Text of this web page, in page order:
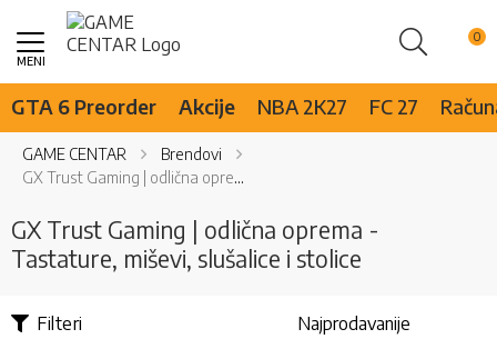
Pretraži
Skip
Content
GTA 6 Preorder Akcije NBA 2K27 FC 27
GAME CENTAR
Brendovi
GX Trust Gaming | odlična oprema - Tastature, miševi, slušalice i stolice
GX Trust Gaming | odlična oprema -
Tastature, miševi, slušalice i stolice
Filteri